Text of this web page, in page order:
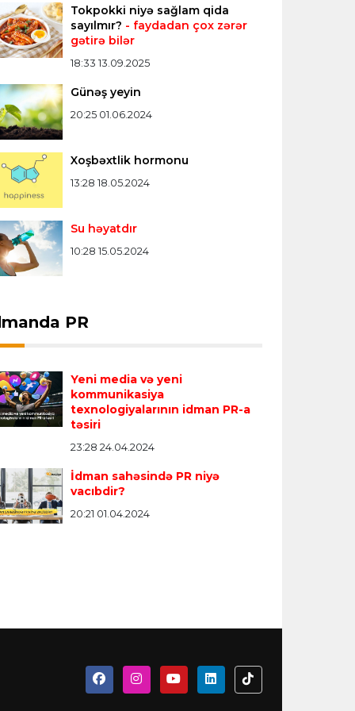
1 20:24 08.08.2026
öz komandasının "Formula
iştirak etməyəcəyini açıqladı
xəbərlər >>>
Tokpokki niyə sağlam qida
sayılmır? - faydadan çox zərər
gətirə bilər
18:33 13.09.2025
Günəş yeyin
20:25 01.06.2024
Xoşbəxtlik hormonu
13:28 18.05.2024
Su həyatdır
10:28 15.05.2024
PR
Yeni media və yeni
kommunikasiya
texnologiyalarının idman PR-a
təsiri
23:28 24.04.2024
İdman sahəsində PR niyə
vacıbdir?
20:21 01.04.2024